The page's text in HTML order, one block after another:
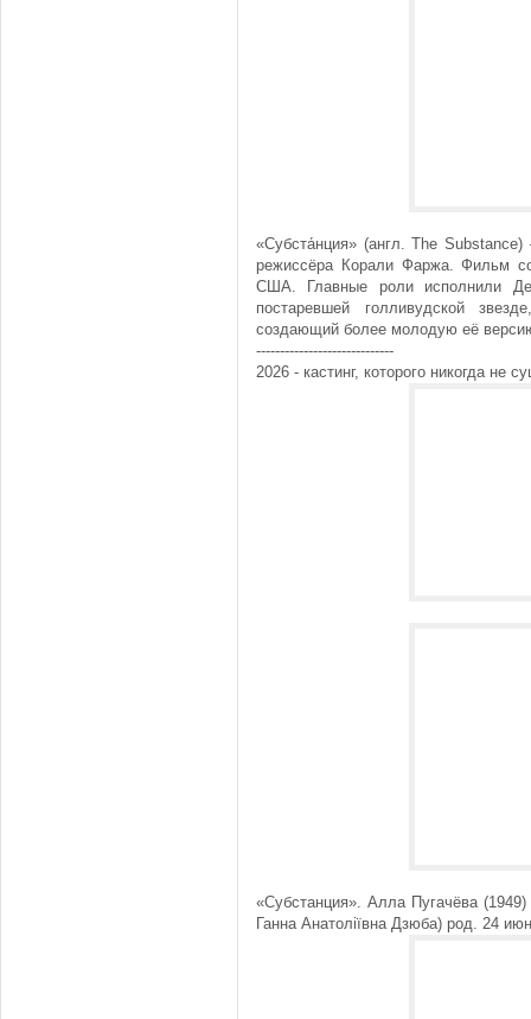
«Субста́нция» (англ. The
режиссёра Корали Фаржа. Фильм
США. Главные роли исполнили
постаревшей голливудской
создающий более молодую её
-----------------------------
2026 - кастинг, которого никогда не
«Субстанция». Алла Пугачёва
Ганна Анатоліївна Дзюба) род. 24